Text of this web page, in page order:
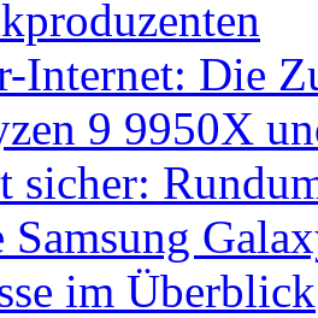
Internet: Die
9 9950X
sicher:
Samsung
im Überblick